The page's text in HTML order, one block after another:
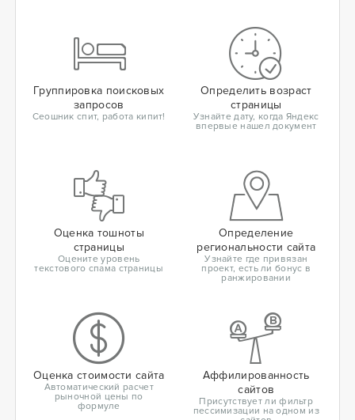
Группировка поисковых
запросов
Сеошник спит, работа кипит!
Определить возраст
страницы
Узнайте дату, когда Яндекс
впервые нашел документ
Оценка тошноты
страницы
Оцените уровень
текстового спама страницы
Определение
региональности сайта
Узнайте где привязан
проект, есть ли бонус в
ранжировании
Оценка стоимости сайта
Автоматический расчет
рыночной цены по
формуле
Аффилированность
сайтов
Присутствует ли фильтр
пессимизации на одном из